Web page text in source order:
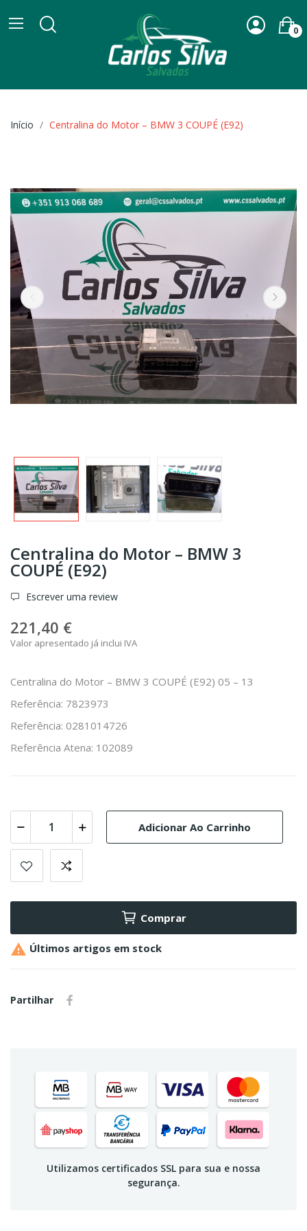
0
Início Centralina do Motor – BMW 3 COUPÉ (E92)
Centralina do Motor – BMW 3
COUPÉ (E92)
Escrever uma review
221,40 €
Valor apresentado já inclui IVA
Centralina do Motor – BMW 3 COUPÉ (E92) 05 – 13
Referência: 7823973
Referência: 0281014726
Referência Atena: 102089
Adicionar Ao Carrinho
Comprar
 Últimos artigos em stock
Partilhar
Utilizamos certificados SSL para sua e nossa
segurança.